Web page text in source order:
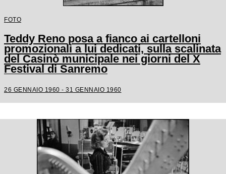
FOTO
Teddy Reno posa a fianco ai cartelloni
promozionali a lui dedicati, sulla scalinata
del Casinò municipale nei giorni del X
Festival di Sanremo
26 GENNAIO 1960 - 31 GENNAIO 1960